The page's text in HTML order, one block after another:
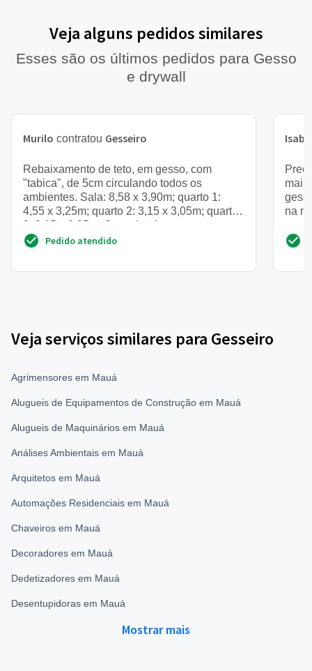
Veja alguns pedidos similares
Esses são os últimos pedidos para Gesso
e drywall
Murilo contratou Gesseiro
Rebaixamento de teto, em gesso, com
"tabica", de 5cm circulando todos os
ambientes. Sala: 8,58 x 3,90m; quarto 1:
4,55 x 3,25m; quarto 2: 3,15 x 3,05m; quarto
3: 3,15 x 2,95m. Corredor: 1...
Pedido atendido
mais
na
Veja serviços similares para Gesseiro
Agrimensores em Mauá
Alugueis de Equipamentos de Construção em Mauá
Alugueis de Maquinários em Mauá
Análises Ambientais em Mauá
Arquitetos em Mauá
Automações Residenciais em Mauá
Chaveiros em Mauá
Decoradores em Mauá
Dedetizadores em Mauá
Desentupidoras em Mauá
Mostrar mais